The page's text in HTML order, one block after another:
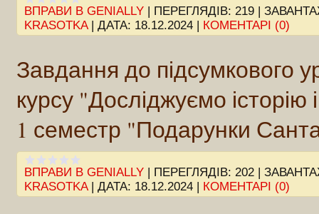
ВПРАВИ В GENIALLY | ПЕРЕГЛЯДІВ: 219 |
KRASOTKA| ДАТА: 18.12.2024 | КОМЕНТАРІ (0)
Завдання до підсумкового
курсу "Досліджуємо історію
1 семестр "Подарунки
ВПРАВИ В GENIALLY | ПЕРЕГЛЯДІВ: 202 |
KRASOTKA| ДАТА: 18.12.2024 | КОМЕНТАРІ (0)